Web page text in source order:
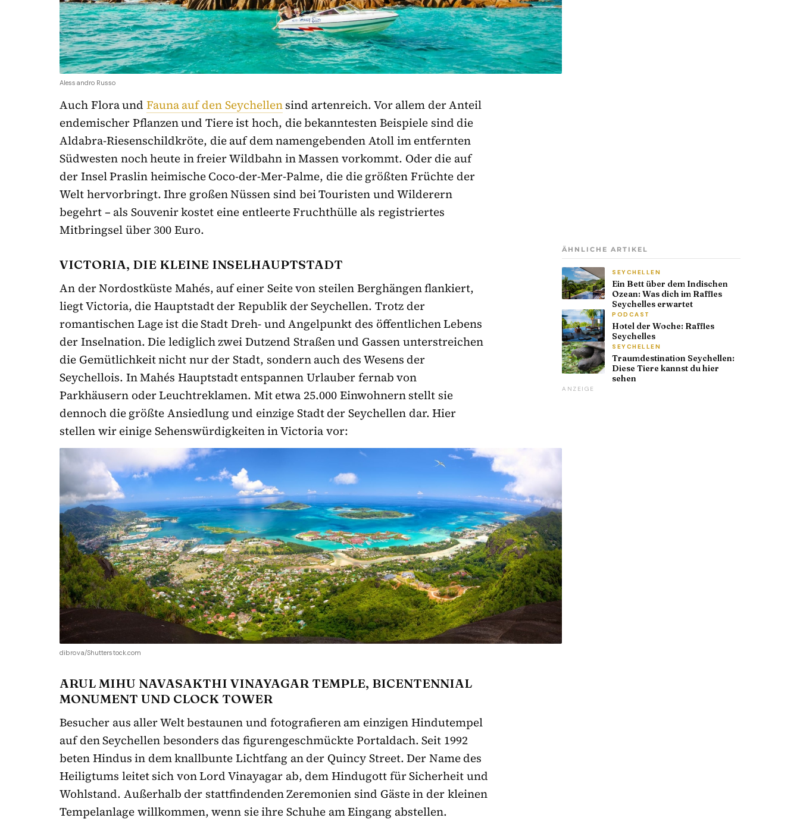
Alessandro Russo
Auch Flora und Fauna auf den Seychellensind artenreich. Vor allem der Anteil
endemischer Pflanzen und Tiere ist hoch, die bekanntesten Beispiele sind die
Aldabra-Riesenschildkröte, die auf dem namengebenden Atoll im entfernten
Südwesten noch heute in freier Wildbahn in Massen vorkommt. Oder die auf
der Insel Praslin heimische Coco-der-Mer-Palme, die die größten Früchte der
Welt hervorbringt. Ihre großen Nüssen sind bei Touristen und Wilderern
begehrt – als Souvenir kostet eine entleerte Fruchthülle als registriertes
Mitbringsel über 300 Euro.
VICTORIA, DIE KLEINE INSELHAUPTSTADT
An der Nordostküste Mahés, auf einer Seite von steilen Berghängen flankiert,
liegt Victoria, die Hauptstadt der Republik der Seychellen. Trotz der
romantischen Lage ist die Stadt Dreh- und Angelpunkt des öffentlichen Lebens
der Inselnation. Die lediglich zwei Dutzend Straßen und Gassen unterstreichen
die Gemütlichkeit nicht nur der Stadt, sondern auch des Wesens der
Seychellois. In Mahés Hauptstadt entspannen Urlauber fernab von
Parkhäusern oder Leuchtreklamen. Mit etwa 25.000 Einwohnern stellt sie
dennoch die größte Ansiedlung und einzige Stadt der Seychellen dar. Hier
stellen wir einige Sehenswürdigkeiten in Victoria vor:
dibrova/Shutterstock.com
ARUL MIHU NAVASAKTHI VINAYAGAR TEMPLE, BICENTENNIAL
MONUMENT UND CLOCK TOWER
Besucher aus aller Welt bestaunen und fotografieren am einzigen Hindutempel
auf den Seychellen besonders das figurengeschmückte Portaldach. Seit 1992
beten Hindus in dem knallbunte Lichtfang an der Quincy Street. Der Name des
Heiligtums leitet sich von Lord Vinayagar ab, dem Hindugott für Sicherheit und
Wohlstand. Außerhalb der stattfindenden Zeremonien sind Gäste in der kleinen
Tempelanlage willkommen, wenn sie ihre Schuhe am Eingang abstellen.
ÄHNLICHE ARTIKEL
SEYCHELLEN
Ein Bett über dem Indischen
Ozean: Was dich im Raffles
Seychelles erwartet
PODCAST
Hotel der Woche: Raffles
Seychelles
SEYCHELLEN
Traumdestination Seychellen:
Diese Tiere kannst du hier
sehen
ANZEIGE